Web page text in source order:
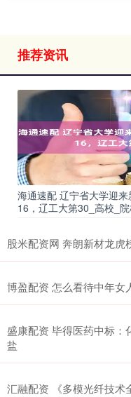
推荐资讯
海通速配 辽宁省大学迎
16，辽工大第30_高校_
股米配资网 奔朗新材龙虎
博盈配资 怎么看待中年女
盛康配资 毕得医药中标：
盐
汇融配资 《多模光纤技术